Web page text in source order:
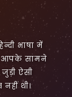
भाषा में
आपके सामने
ऐसी
थी।